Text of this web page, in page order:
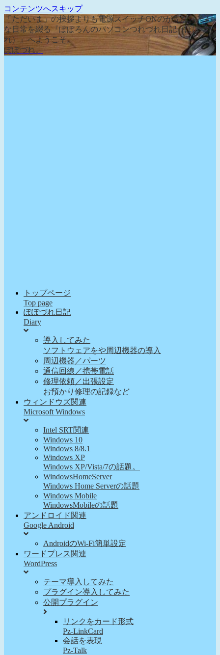
コンテンツへスキップ
「ただいま」の挨拶よりも電源スイッチONのが先な、そん
な日常を綴る『ぽぽろんのパソコンつれづれ日記（ぽぽづ
れ）』へようこそ。
ぽぽづれ。
トップページ
Top page
ぽぽづれ日記
Diary
導入してみた
ソフトウェアをや周辺機器の導入
周辺機器／パーツ
通信回線／携帯電話
修理依頼／出張設定
お預かり修理の記録など
ウィンドウズ関連
Microsoft Windows
Intel SRT関連
Windows 10
Windows 8/8.1
Windows XP
Windows XP/Vista/7の話題。
WindowsHomeServer
Windows Home Serverの話題
Windows Mobile
WindowsMobileの話題
アンドロイド関連
Google Android
AndroidのWi-Fi簡単設定
ワードプレス関連
WordPress
テーマ導入してみた
プラグイン導入してみた
公開プラグイン
リンクをカード形式
Pz-LinkCard
会話を表現
Pz-Talk